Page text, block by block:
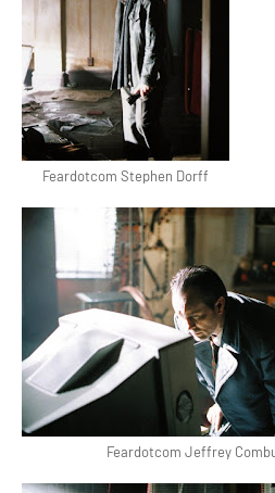
Feardotcom Stephen Dorff
Feardotcom Jeffrey